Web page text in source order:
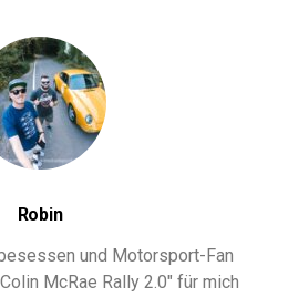
Robin
und Motorsport-Fan
McRae Rally 2.0" für mich